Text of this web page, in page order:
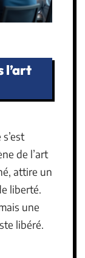
l’art
de l’art
attire un
liberté.
une
libéré.